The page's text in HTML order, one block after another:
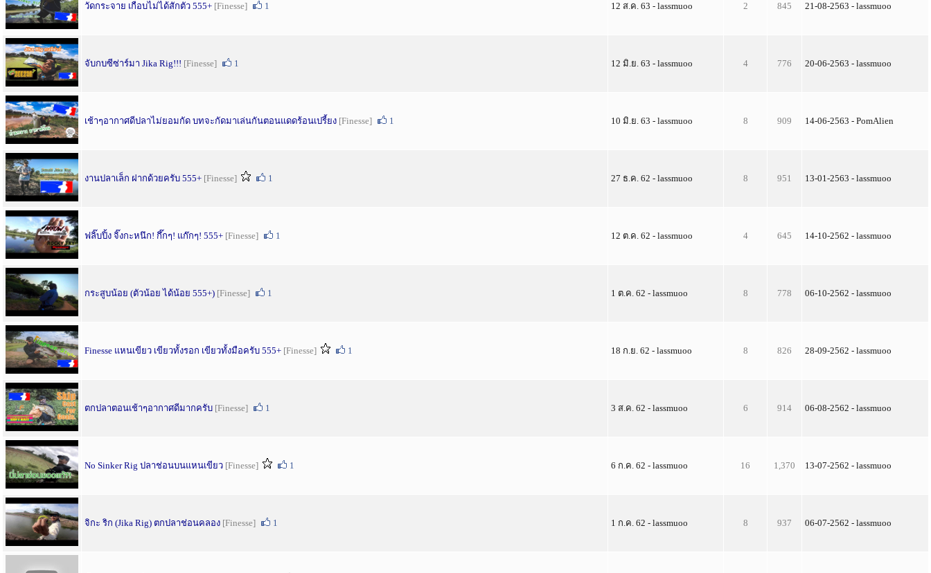
วัดกระจาย เกือบไม่ได้สักตัว 555+ [Finesse] 1 12 ส.ค. 63 - lassmuoo 2 845 21-08-2563 - lassmuoo
จับกบซีซ่าร์มา Jika Rig!!! [Finesse] 1 12 มิ.ย. 63 - lassmuoo 4 776 20-06-2563 - lassmuoo
เช้าๆอากาศดีปลาไม่ยอมกัด บทจะกัดมาเล่นกันตอนแดดร้อนเปรี้ยง [Finesse] 1 10 มิ.ย. 63 - lassmuoo 8 909 14-06-2563 - PomAlien
งานปลาเล็ก ฝากด้วยครับ 555+ [Finesse] 1 27 ธ.ค. 62 - lassmuoo 8 951 13-01-2563 - lassmuoo
ฟลิ๊บปิ้ง จิ๊งกะหนึก! กึ๊กๆ! แก๊กๆ! 555+ [Finesse] 1 12 ต.ค. 62 - lassmuoo 4 645 14-10-2562 - lassmuoo
กระสูบน้อย (ตัวน้อย ได้น้อย 555+) [Finesse] 1 1 ต.ค. 62 - lassmuoo 8 778 06-10-2562 - lassmuoo
Finesse แหนเขียว เขียวทั้งรอก เขียวทั้งมือครับ 555+ [Finesse] 1 18 ก.ย. 62 - lassmuoo 8 826 28-09-2562 - lassmuoo
ตกปลาตอนเช้าๆอากาศดีมากครับ [Finesse] 1 3 ส.ค. 62 - lassmuoo 6 914 06-08-2562 - lassmuoo
No Sinker Rig ปลาช่อนบนแหนเขียว [Finesse] 1 6 ก.ค. 62 - lassmuoo 16 1,370 13-07-2562 - lassmuoo
จิกะ ริก (Jika Rig) ตกปลาช่อนคลอง [Finesse] 1 1 ก.ค. 62 - lassmuoo 8 937 06-07-2562 - lassmuoo